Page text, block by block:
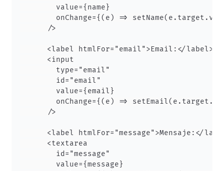
        value={name}
onChange={(e) =>
      />
      <label htmlFor="email">Email:</label>
      <input
        type="email"
        id="email"
        value={email}
onChange={(e) =>
      />
<label htmlFor="message">Mensaje:</
      <textarea
        id="message"
        value={message}